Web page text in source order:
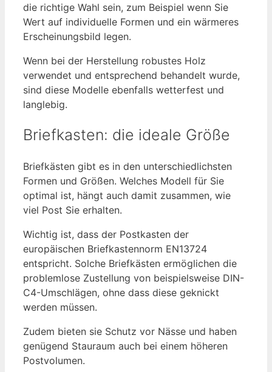
die richtige Wahl sein, zum Beispiel wenn Sie
Wert auf individuelle Formen und ein wärmeres
Erscheinungsbild legen.
Wenn bei der Herstellung robustes Holz
verwendet und entsprechend behandelt wurde,
sind diese Modelle ebenfalls wetterfest und
langlebig.
Briefkasten: die ideale Größe
Briefkästen gibt es in den unterschiedlichsten
Formen und Größen. Welches Modell für Sie
optimal ist, hängt auch damit zusammen, wie
viel Post Sie erhalten.
Wichtig ist, dass der Postkasten der
europäischen Briefkastennorm EN13724
entspricht. Solche Briefkästen ermöglichen die
problemlose Zustellung von beispielsweise DIN-
C4-Umschlägen, ohne dass diese geknickt
werden müssen.
Zudem bieten sie Schutz vor Nässe und haben
genügend Stauraum auch bei einem höheren
Postvolumen.